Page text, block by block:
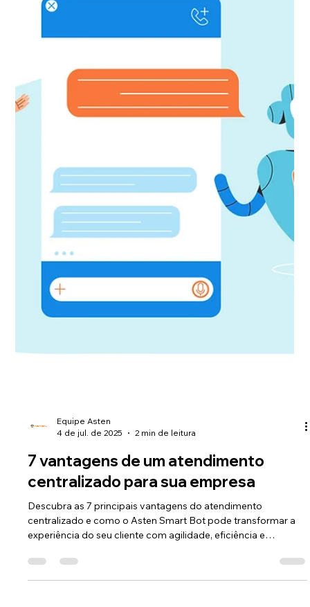
Equipe Asten
O que considerar ao integrar
soluções ao NetSuite
Descubra como integrar soluções ao NetSuite com
segurança e eficiência. Conheça o Asten Assinatura,